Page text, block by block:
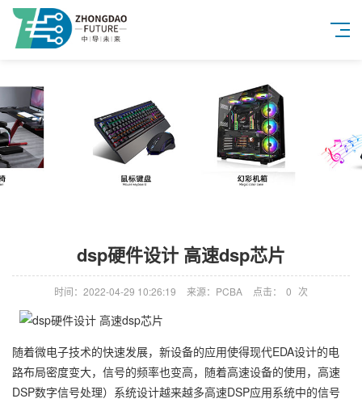
dsp硬件设计 高速dsp芯片
时间：2022-04-29 10:26:19 来源：PCBA 点击： 0 次
随着微电子技术的快速发展，新设备的应用使得现代EDA设计的电
路布局密度变大，信号的频率也变高，随着高速设备的使用，高速
DSP数字信号处理）系统设计越来越多高速DSP应用系统中的信号